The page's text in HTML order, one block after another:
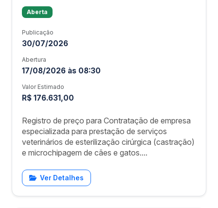
Aberta
Publicação
30/07/2026
Abertura
17/08/2026 às 08:30
Valor Estimado
R$ 176.631,00
Registro de preço para Contratação de empresa
especializada para prestação de serviços
veterinários de esterilização cirúrgica (castração)
e microchipagem de cães e gatos....
Ver Detalhes